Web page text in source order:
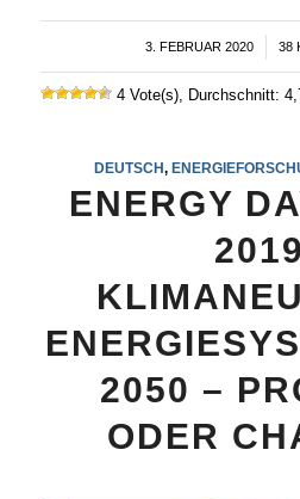
3. FEBRUAR 2020
/ 38
4 Vote(s), Durchschnitt:
DEUTSCH,
ENERGY
2050 –
ODER